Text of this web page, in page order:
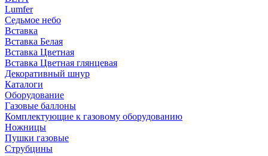
Lumfer
Седьмое небо
Вставка
Вставка Белая
Вставка Цветная
Вставка Цветная глянцевая
Декоративный шнур
Каталоги
Оборудование
Газовые баллоны
Комплектующие к газовому оборудованию
Ножницы
Пушки газовые
Струбцины